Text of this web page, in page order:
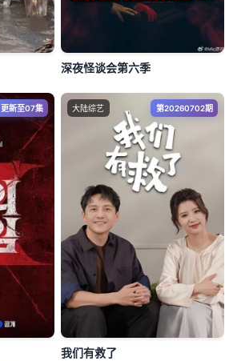
深夜怪谈会第六季
更新至07集 大陆综艺 第20260702期
我们有救了